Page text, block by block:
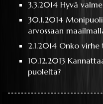
3.3.2014Hyvä
30.1.2014
arvossaan
2.1.2014 Onko virhe
10.12.2013
puolelta?